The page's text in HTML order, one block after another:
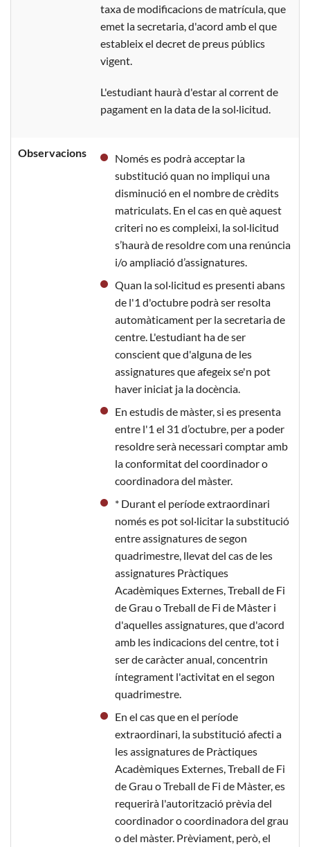
taxa de modificacions de matrícula, que
emet la secretaria, d'acord amb el que
estableix el decret de preus públics
vigent.
L'estudiant haurà d'estar al corrent de
pagament en la data de la sol·licitud.
Observacions
Només es podrà acceptar la
substitució quan no impliqui una
disminució en el nombre de crèdits
matriculats. En el cas en què aquest
criteri no es compleixi, la sol·licitud
s’haurà de resoldre com una renúncia
i/o ampliació d’assignatures.
Quan la sol·licitud es presenti abans
de l'1 d'octubre podrà ser resolta
automàticament per la secretaria de
centre. L'estudiant ha de ser
conscient que d'alguna de les
assignatures que afegeix se'n pot
haver iniciat ja la docència.
En estudis de màster, si es presenta
entre l'1 el 31 d’octubre, per a poder
resoldre serà necessari comptar amb
la conformitat del coordinador o
coordinadora del màster.
* Durant el període extraordinari
només es pot sol·licitar la substitució
entre assignatures de segon
quadrimestre, llevat del cas de les
assignatures Pràctiques
Acadèmiques Externes, Treball de Fi
de Grau o Treball de Fi de Màster i
d'aquelles assignatures, que d'acord
amb les indicacions del centre, tot i
ser de caràcter anual, concentrin
íntegrament l'activitat en el segon
quadrimestre.
En el cas que en el període
extraordinari, la substitució afecti a
les assignatures de Pràctiques
Acadèmiques Externes, Treball de Fi
de Grau o Treball de Fi de Màster, es
requerirà l'autorització prèvia del
coordinador o coordinadora del grau
o del màster. Prèviament, però, el